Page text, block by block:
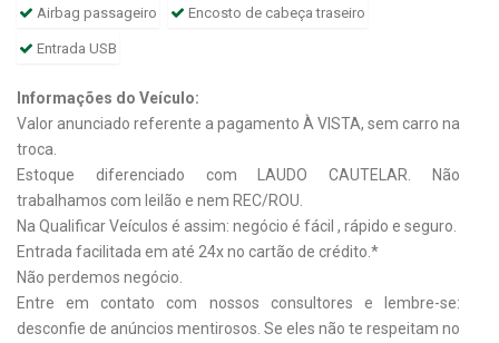
Airbag passageiro Encosto de cabeça traseiro
Entrada USB
Informações do Veículo:
Valor anunciado referente a pagamento À VISTA, sem carro na
troca.
Estoque diferenciado com LAUDO CAUTELAR. Não
trabalhamos com leilão e nem REC/ROU.
Na Qualificar Veículos é assim: negócio é fácil , rápido e seguro.
Entrada facilitada em até 24x no cartão de crédito.*
Não perdemos negócio.
Entre em contato com nossos consultores e lembre-se:
desconfie de anúncios mentirosos. Se eles não te respeitam no